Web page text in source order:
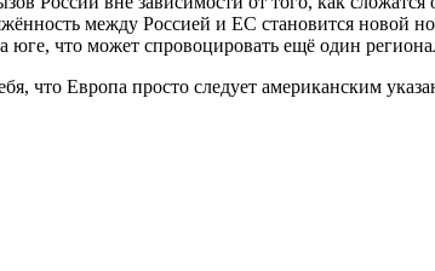
между Россией и ЕС становится
что может спровоцировать ещё один
что Европа просто следует американским